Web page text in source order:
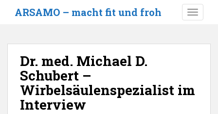
ARSAMO – macht fit und froh
Dr. med. Michael D.
Schubert –
Wirbelsäulenspezialist im
Interview